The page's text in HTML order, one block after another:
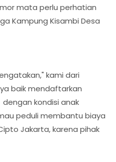
mata perlu perhatian
Kampung Kisambi Desa
kami dari
baik mendaftarkan
kondisi anak
peduli membantu biaya
Jakarta, karena pihak